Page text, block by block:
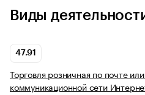
Виды
47.91
Торговля розничная по почте
коммуникационной сети